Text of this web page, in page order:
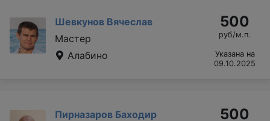
Шевкунов Вячеслав
Мастер
Алабино
500
руб/м.п.
Указана на
09.10.2025
Пирназаров Баходир
500